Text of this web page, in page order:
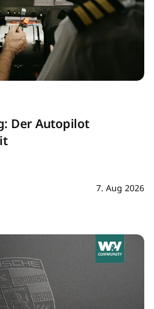
Der Autopilot
7. Aug 2026